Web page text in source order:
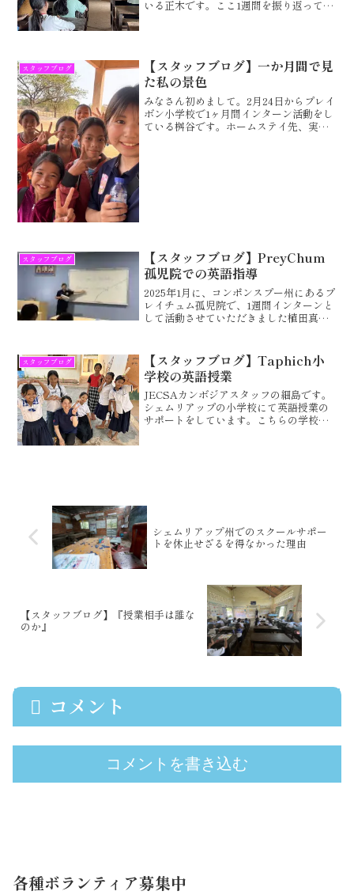
いる正木です。ここ1週間を振り返って、
スタッフブログ
【スタッフブログ】一か月間で見
た私の景色
みなさん初めまして。2月24日からプレイ
ボン小学校で1ヶ月間インターン活動をし
ている桝谷です。ホームステイ先、実際
スタッフブログ
【スタッフブログ】PreyChum
孤児院での英語指導
2025年1月に、コンポンスプー州にあるプ
レイチュム孤児院で、1週間インターンと
して活動させていただきました植田真麻
動に参加してみたいと思っており、今回
インターンとして...
スタッフブログ
【スタッフブログ】Taphich小
学校の英語授業
JECSAカンボジアスタッフの細島です。
シェムリアップの小学校にて英語授業の
サポートをしています。こちらの学校で
シェムリアップ州でのスクールサポー
トを休止せざるを得なかった理由
【スタッフブログ】『授業相手は誰な
のか』
コメント
コメントを書き込む
各種ボランティア募集中